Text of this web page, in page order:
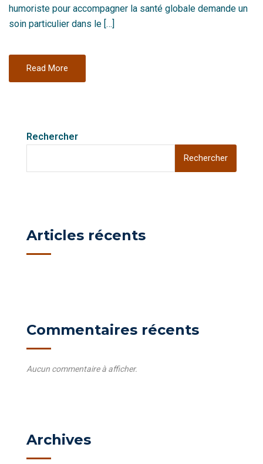
humoriste pour accompagner la santé globale demande un
soin particulier dans le […]
Read More
Rechercher
Rechercher
Articles récents
Commentaires récents
Aucun commentaire à afficher.
Archives